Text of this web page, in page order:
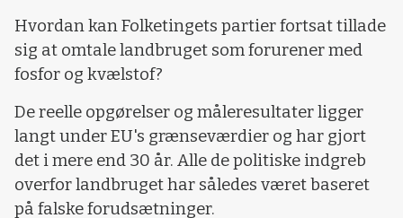
Hvordan kan Folketingets partier fortsat tillade
sig at omtale landbruget som forurener med
fosfor og kvælstof?
De reelle opgørelser og måleresultater ligger
langt under EU's grænseværdier og har gjort
det i mere end 30 år. Alle de politiske indgreb
overfor landbruget har således været baseret
på falske forudsætninger.